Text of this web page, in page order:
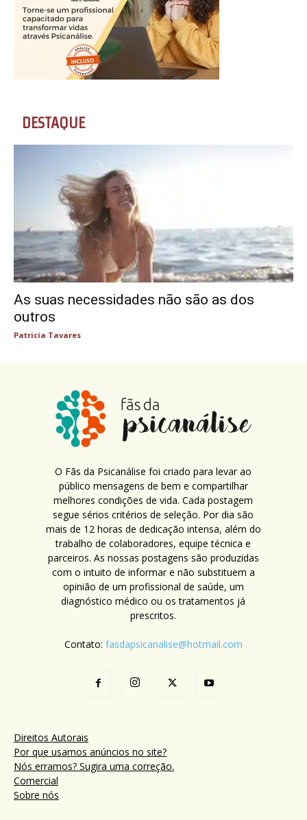
DESTAQUE
As suas necessidades não são as dos
outros
Patricia Tavares
O Fãs da Psicanálise foi criado para levar ao
público mensagens de bem e compartilhar
melhores condições de vida. Cada postagem
segue sérios critérios de seleção. Por dia são
mais de 12 horas de dedicação intensa, além do
trabalho de colaboradores, equipe técnica e
parceiros. As nossas postagens são produzidas
com o intuito de informar e não substituem a
opinião de um profissional de saúde, um
diagnóstico médico ou os tratamentos já
prescritos.
Contato: fasdapsicanalise@hotmail.com
Direitos Autorais
Por que usamos anúncios no site?
Nós erramos? Sugira uma correção.
Comercial
Sobre nós